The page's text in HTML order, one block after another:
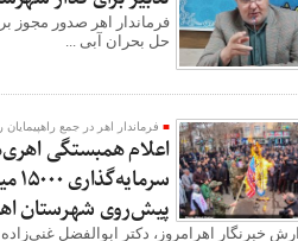
فرماندار اهر صدور مجوز
حل بحران آبی ...
فرماندار اهر در جمع
اعلام همبستگی
پیش‌روی شهرستان
خبرنگار اهرامروز، دکتر ابوالفضل